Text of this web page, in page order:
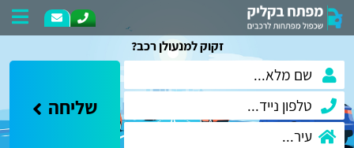
זקוק למנעולן רכב?
שליחה